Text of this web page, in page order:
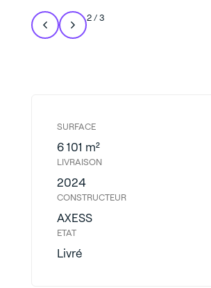
2/3
SURFACE
6 101 m²
LIVRAISON
2024
CONSTRUCTEUR
AXESS
ETAT
Livré